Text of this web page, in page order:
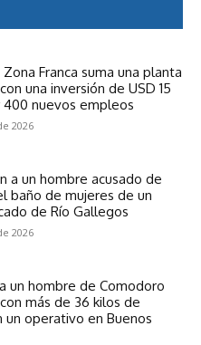
Franca suma una planta
una inversión de USD 15
400 nuevos empleos
2026
a un hombre acusado de
baño de mujeres de un
de Río Gallegos
2026
un hombre de Comodoro
más de 36 kilos de
un operativo en Buenos